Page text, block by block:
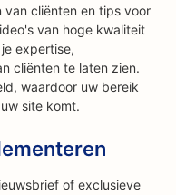
van cliënten en tips voor
van hoge kwaliteit
expertise,
cliënten te laten zien.
waardoor uw bereik
site komt.
of exclusieve